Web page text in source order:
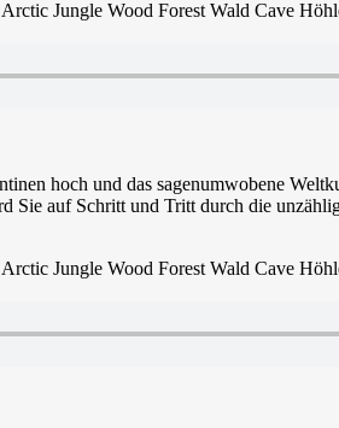
hoch und das sagenumwobene
auf Schritt und Tritt durch die